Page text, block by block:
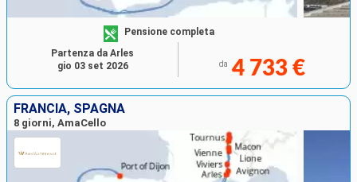
Pensione completa
da 4 733 €
Partenza da Arles
gio 03 set 2026
FRANCIA, SPAGNA
8 giorni, AmaCello